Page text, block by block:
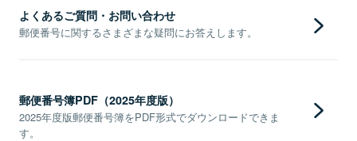
よくあるご質問・お問い合わせ
郵便番号に関するさまざまな疑問にお答えします。
郵便番号簿PDF（2025年度版）
2025年度版郵便番号簿をPDF形式でダウンロードできま
す。